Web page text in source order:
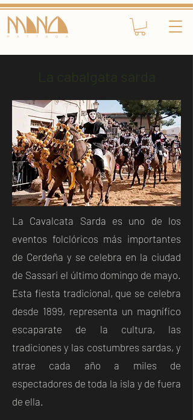
La Cavalcata Sarda es uno de los
eventos folclóricos más importantes
de Cerdeña y se celebra en la ciudad
de Sassari el último domingo de mayo.
Esta fiesta tradicional, que se celebra
desde 1899, representa un magnífico
escaparate de la cultura, las
tradiciones y las costumbres sardas, y
atrae cada año a miles de
espectadores de toda la isla y de fuera
de ella.